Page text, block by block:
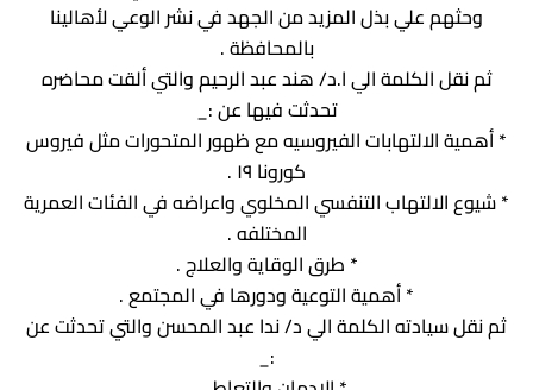
وحثهم علي بذل المزيد من الجهد في نشر الوعي لأهالينا
بالمحافظة .
ثم نقل الكلمة الي ا.د/ هند عبد الرحيم والتي ألقت محاضره
تحدثت فيها عن :_
* أهمية الالتهابات الفيروسيه مع ظهور المتحورات مثل فيروس
كورونا ١٩ .
* شيوع الالتهاب التنفسي المخلوي واعراضه في الفئات العمرية
المختلفه .
* طرق الوقاية والعلاج .
* أهمية التوعية ودورها في المجتمع .
ثم نقل سيادته الكلمة الي د/ ندا عبد المحسن والتي تحدثت عن
:_